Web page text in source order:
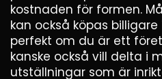
kostnaden för formen.
kan också köpas
perfekt om du är ett
kanske också vill delta i
utställningar som är